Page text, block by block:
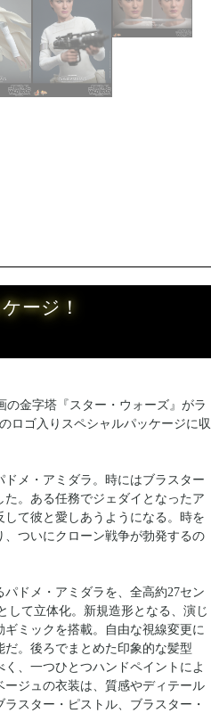
ージ！
金字塔『スター・ウォーズ』がラ
ロゴ入りスペシャルパッケージに収
メ・アミダラ。時にはブラスター
。ある任務でジェダイとなったア
て彼と愛しあうようになる。時を
ついにクローン戦争が勃発するの
ドメ・アミダラを、全高約27セン
して立体化。新規造形となる、演じ
ミックを搭載。自由な視線変更に
。後ろでまとめた印象的な髪型
、一つひとつハンドペイントによ
ジュの衣装は、質感やディテール
スター・ピストル、ブラスター・